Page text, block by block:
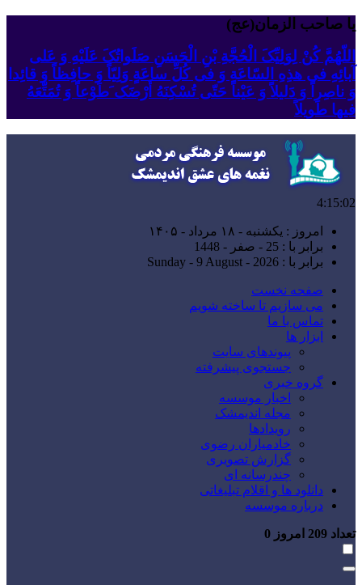
یا صاحب الزمان(عج)
اللّهُمَّ کُنْ لِوَلِیِّکَ الْحُجَّةِ بْنِ الْحَسَنِ صَلَواتُکَ عَلَیْهِ وَ عَلى
آبائِهِ فی هذِهِ السّاعَةِ وَ فی کُلِّ ساعَةٍ وَلِیّاً وَ حافِظاً وَ قائِدا
‏وَ ناصِراً وَ دَلیلاً وَ عَیْناً حَتّى تُسْکِنَهُ أَرْضَک َطَوْعاً وَ تُمَتِّعَهُ
فیها طَویلاً
4:15:03
امروز : یکشنبه - ۱۸ مرداد - ۱۴۰۵
برابر با : 25 - صفر - 1448
برابر با : Sunday - 9 August - 2026
صفحه نخست
می سازیم تا ساخته شویم
تماس با ما
ابزار ها
پیوندهای سایت
جستجوی پیشرفته
گروه خبری
اخبار موسسه
مجله اندیمشک
رویدادها
خادمیاران رضوی
گزارش تصویری
چندرسانه ای
دانلود ها و اقلام تبلیغاتی
درباره موسسه
تعداد امروز 0